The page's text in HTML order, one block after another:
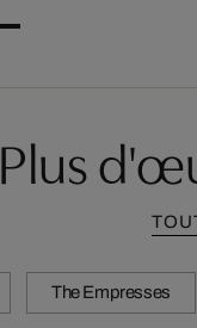
Plus
The Empresses